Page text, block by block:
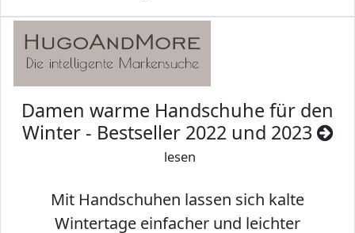
Damen warme Handschuhe für den
Winter - Bestseller 2022 und 2023
lesen
Mit Handschuhen lassen sich kalte
Wintertage einfacher und leichter